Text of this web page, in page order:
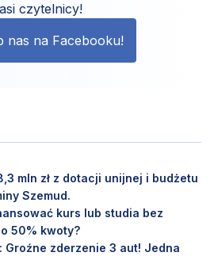
czytelnicy!
nas na Facebooku!
mln zł z dotacji unijnej i budżetu
Szemud.
kurs lub studia bez
50% kwoty?
Groźne zderzenie 3 aut! Jedna